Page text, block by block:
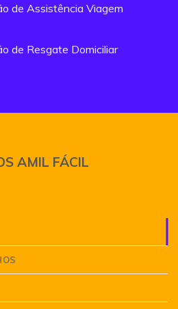
de Assistência Viagem
de Resgate Domiciliar
AMIL FÁCIL